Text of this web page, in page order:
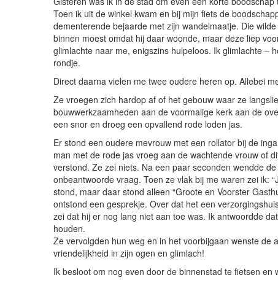
Toen ik uit de winkel kwam en bij mijn fiets de
dementerende bejaarde met zijn wandelmaatje. Die
binnen moest omdat hij daar woonde, maar deze liep
glimlachte naar me, enigszins hulpeloos. Ik glimlachte –
rondje.
Direct daarna vielen me twee oudere heren op. Allebei
Ze vroegen zich hardop af of het gebouw waar ze
bouwwerkzaamheden aan de voormalige kerk aan de
een snor en droeg een opvallend rode loden jas.
Er stond een oudere mevrouw met een rollator bij de
man met de rode jas vroeg aan de wachtende vrouw of
verstond. Ze zei niets. Na een paar seconden wendde
onbeantwoorde vraag. Toen ze vlak bij me waren zei ik:
stond, maar daar stond alleen “Groote en Voorster
ontstond een gesprekje. Over dat het een
zei dat hij er nog lang niet aan toe was. Ik antwoordde
houden.
Ze vervolgden hun weg en in het voorbijgaan wenste
vriendelijkheid in zijn ogen en glimlach!
Ik besloot om nog even door de binnenstad te fietsen en